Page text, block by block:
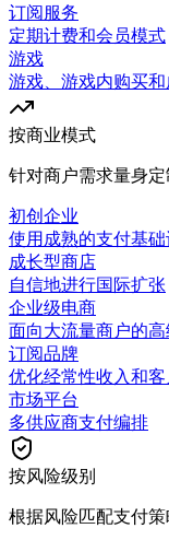
订阅服务
定期计费和会员模式
游戏
游戏、游戏内购买
按商业模式
针对商户需求量身定
初创企业
使用成熟的支付基
成长型商店
自信地进行国际扩张
企业级电商
面向大流量商户的
订阅品牌
优化经常性收入和
市场平台
多供应商支付编排
按风险级别
根据风险匹配支付策